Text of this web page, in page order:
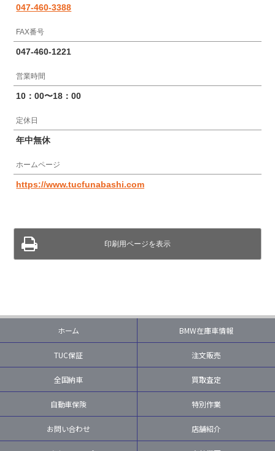
047-460-3388
FAX番号
047-460-1221
営業時間
10：00〜18：00
定休日
年中無休
ホームページ
https://www.tucfunabashi.com
印刷用ページを表示
ホーム BMW在庫車情報
TUC保証 注文販売
全国納車 買取査定
自動車保険 特別作業
お問い合わせ 店舗紹介